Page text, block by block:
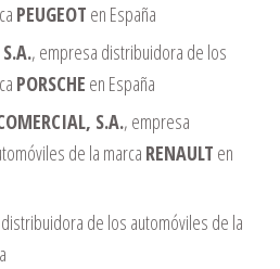
PEUGEOT en España
, empresa distribuidora de los
PORSCHE en España
S.A., empresa
de la marca RENAULT en
de los automóviles de la